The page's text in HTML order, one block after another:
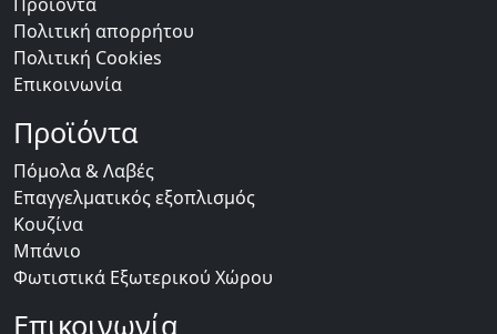
Πολιτική απορρήτου
Πολιτική Cookies
Επικοινωνία
Προϊόντα
Πόμολα & Λαβές
Επαγγελματικός εξοπλισμός
Κουζίνα
Μπάνιο
Φωτιστικά Εξωτερικού Χώρου
Επικοινωνία